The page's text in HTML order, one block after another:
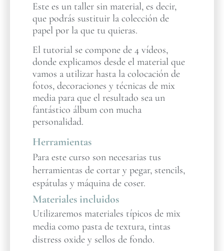
Este es un taller sin material, es decir,
que podrás sustituir la colección de
papel por la que tu quieras.
El tutorial se compone de 4 vídeos,
donde explicamos desde el material que
vamos a utilizar hasta la colocación de
fotos, decoraciones y técnicas de mix
media para que el resultado sea un
fantástico álbum con mucha
personalidad.
Herramientas
Para este curso son necesarias tus
herramientas de cortar y pegar, stencils,
espátulas y máquina de coser.
Materiales incluidos
Utilizaremos materiales típicos de mix
media como pasta de textura, tintas
distress oxide y sellos de fondo.